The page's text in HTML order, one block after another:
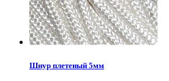
Шнур плетеный 5мм